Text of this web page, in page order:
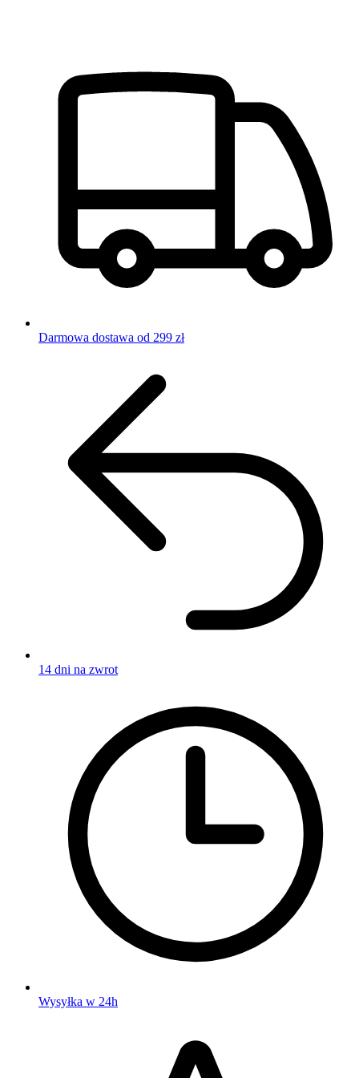
Darmowa dostawa od 299 zł
14 dni na zwrot
Wysyłka w 24h